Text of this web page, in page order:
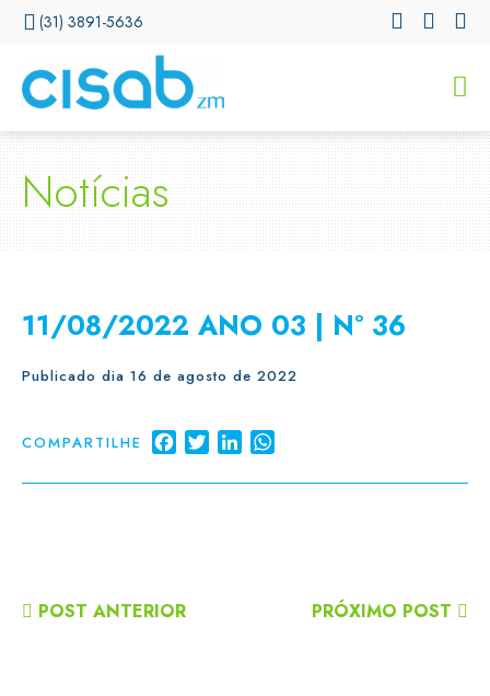
(31) 3891-5636
Notícias
11/08/2022 ANO 03 | Nº 36
Publicado dia 16 de agosto de 2022
COMPARTILHE FacebookTwitterLinkedIn
POST ANTERIOR PRÓXIMO POST
CISSA